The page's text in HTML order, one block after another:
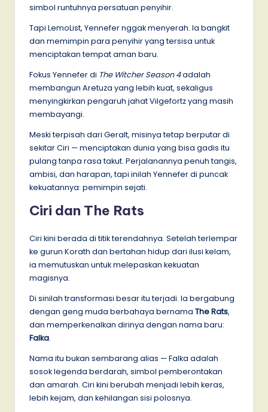
simbol runtuhnya persatuan penyihir.
Tapi LemoList, Yennefer nggak menyerah. Ia bangkit
dan memimpin para penyihir yang tersisa untuk
menciptakan tempat aman baru.
Fokus Yennefer di The Witcher Season 4adalah
membangun Aretuza yang lebih kuat, sekaligus
menyingkirkan pengaruh jahat Vilgefortz yang masih
membayangi.
Meski terpisah dari Geralt, misinya tetap berputar di
sekitar Ciri — menciptakan dunia yang bisa gadis itu
pulang tanpa rasa takut. Perjalanannya penuh tangis,
ambisi, dan harapan, tapi inilah Yennefer di puncak
kekuatannya: pemimpin sejati.
Ciri dan The Rats
Ciri kini berada di titik terendahnya. Setelah terlempar
ke gurun Korath dan bertahan hidup dari ilusi kelam,
ia memutuskan untuk melepaskan kekuatan
magisnya.
Di sinilah transformasi besar itu terjadi. Ia bergabung
dengan geng muda berbahaya bernama The Rats,
dan memperkenalkan dirinya dengan nama baru:
Falka.
Nama itu bukan sembarang alias — Falka adalah
sosok legenda berdarah, simbol pemberontakan
dan amarah. Ciri kini berubah menjadi lebih keras,
lebih kejam, dan kehilangan sisi polosnya.